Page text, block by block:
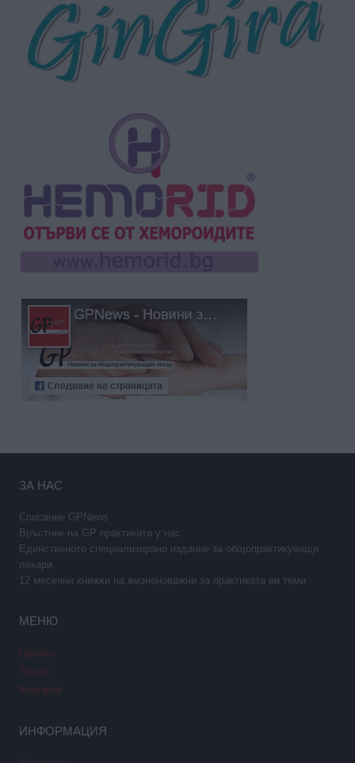
ЗА НАС
Списание GPNews
Връстник на GP практиката у нас
Единственото специализирано издание за общопрактикуващи
лекари
12 месечни книжки на жизненоважни за практиката ви теми
МЕНЮ
Начало
За нас
Контакти
ИНФОРМАЦИЯ